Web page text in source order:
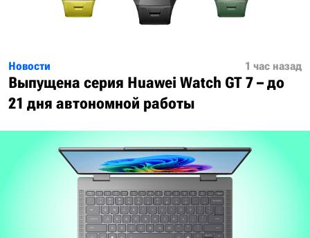
Новости 1 час назад
Выпущена серия Huawei Watch GT 7 – до
21 дня автономной работы